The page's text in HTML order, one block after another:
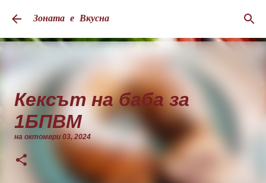
Пропускане към основното съдържание
Зоната е Вкусна
Кексът на баба за
1БПВМ
на октомври 03, 2024